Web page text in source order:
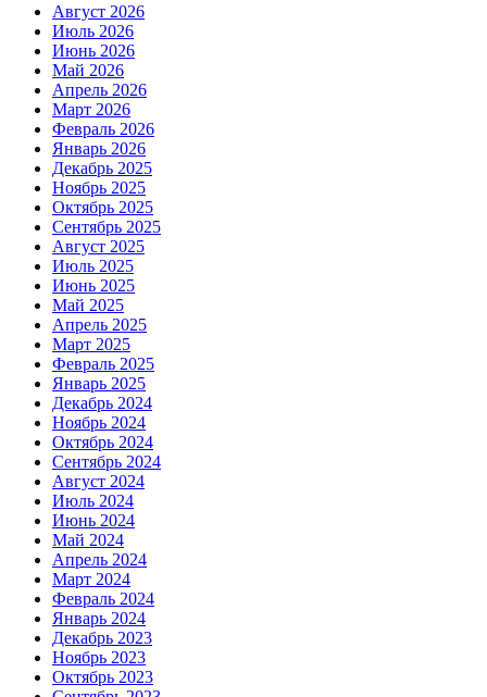
Август 2026
Июль 2026
Июнь 2026
Май 2026
Апрель 2026
Март 2026
Февраль 2026
Январь 2026
Декабрь 2025
Ноябрь 2025
Октябрь 2025
Сентябрь 2025
Август 2025
Июль 2025
Июнь 2025
Май 2025
Апрель 2025
Март 2025
Февраль 2025
Январь 2025
Декабрь 2024
Ноябрь 2024
Октябрь 2024
Сентябрь 2024
Август 2024
Июль 2024
Июнь 2024
Май 2024
Апрель 2024
Март 2024
Февраль 2024
Январь 2024
Декабрь 2023
Ноябрь 2023
Октябрь 2023